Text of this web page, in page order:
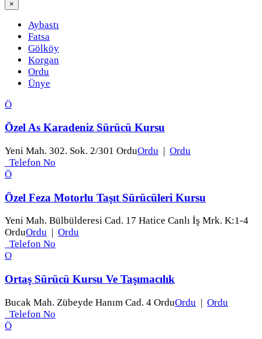
×
Aybastı
Fatsa
Gölköy
Korgan
Ordu
Ünye
Ö
Özel As Karadeniz Sürücü Kursu
Yeni Mah. 302. Sok. 2/301 OrduOrdu | Ordu
Telefon No
Ö
Özel Feza Motorlu Taşıt Sürücüleri Kursu
Yeni Mah. Bülbülderesi Cad. 17 Hatice Canlı İş Mrk. K:1-4
OrduOrdu
Ordu
Telefon No
O
Ortaş Sürücü Kursu Ve Taşımacılık
Bucak Mah. Zübeyde Hanım Cad. 4 OrduOrdu | Ordu
Telefon No
Ö